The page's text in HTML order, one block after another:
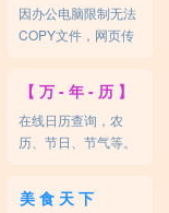
因办公电脑限制无法
COPY文件，网页传
【 万 - 年 - 历 】
在线日历查询，农
历、节日、节气等。
美 食 天 下